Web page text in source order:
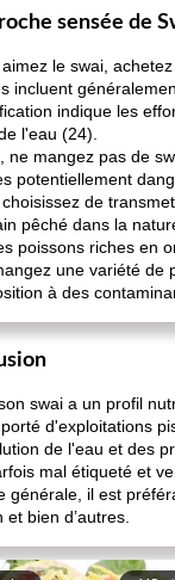
sensée de
le swai,
incluent
indique les
l'eau (24).
ne mangez pas de
potentiellement
de
pêché dans la
poissons riches en
une variété de
à des
swai a un profil
d'exploitations
de l'eau et des
mal étiqueté et
générale, il est
et bien d’autres.